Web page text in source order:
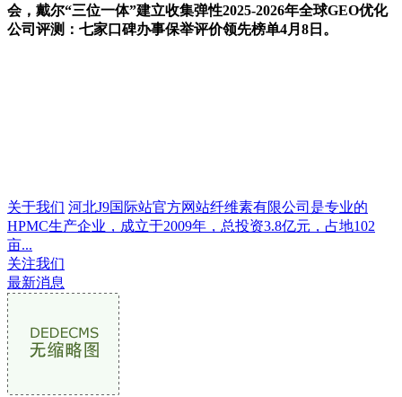
会，戴尔“三位一体”建立收集弹性2025-2026年全球GEO优化
公司评测：七家口碑办事保举评价领先榜单4月8日。
关于我们 河北J9国际站官方网站纤维素有限公司是专业的
HPMC生产企业，成立于2009年，总投资3.8亿元，占地102
亩...
关注我们
最新消息